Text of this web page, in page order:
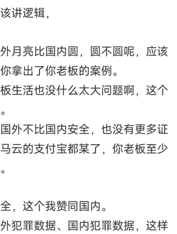
讲逻辑，
月亮比国内圆，圆不圆呢，应该
拿出了你老板的案例。
生活也没什么太大问题啊，这个
外不比国内安全，也没有更多证
云的支付宝都某了，你老板至少
，这个我赞同国内。
犯罪数据、国内犯罪数据，这样